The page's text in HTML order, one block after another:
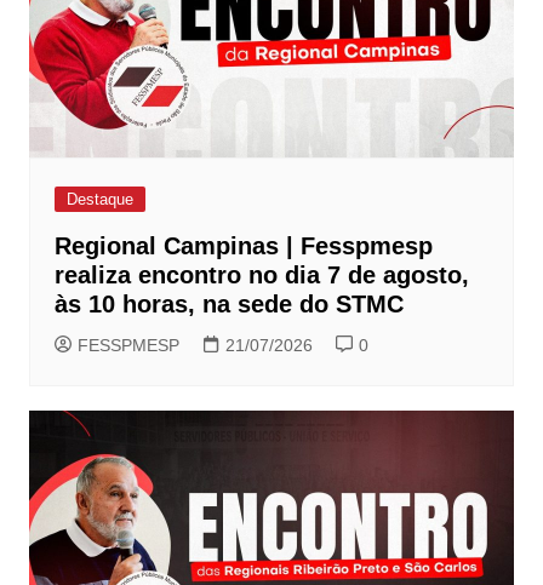
Destaque
Regional Campinas | Fesspmesp
realiza encontro no dia 7 de agosto,
às 10 horas, na sede do STMC
FESSPMESP 21/07/2026 0